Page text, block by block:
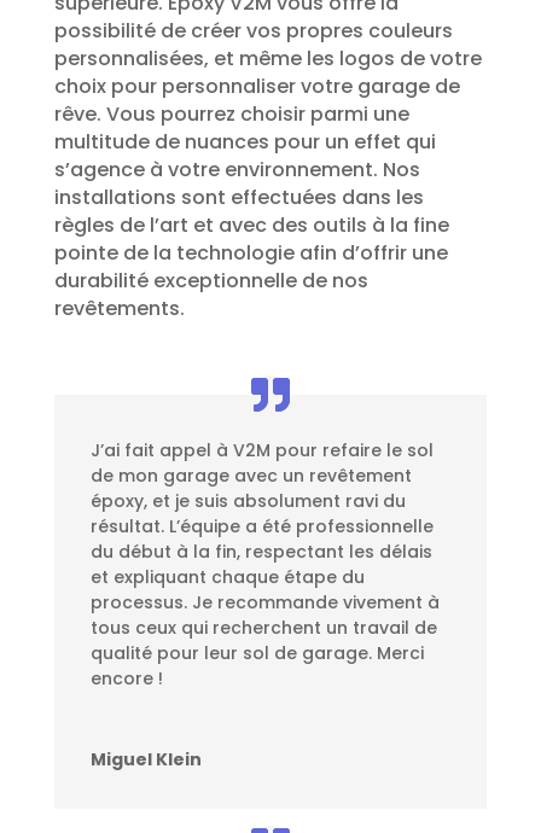
possibilité de créer vos propres couleurs
personnalisées, et même les logos de votre
choix pour personnaliser votre garage de
rêve. Vous pourrez choisir parmi une
multitude de nuances pour un effet qui
s’agence à votre environnement. Nos
installations sont effectuées dans les
règles de l’art et avec des outils à la fine
pointe de la technologie afin d’offrir une
durabilité exceptionnelle de nos
revêtements.
J’ai fait appel à V2M pour refaire le sol
de mon garage avec un revêtement
époxy, et je suis absolument ravi du
résultat. L’équipe a été professionnelle
du début à la fin, respectant les délais
et expliquant chaque étape du
processus. Je recommande vivement à
tous ceux qui recherchent un travail de
qualité pour leur sol de garage. Merci
encore !
Miguel Klein